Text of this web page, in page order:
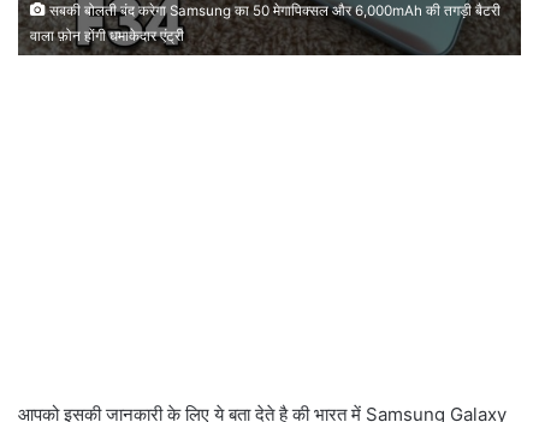
सबकी बोलती बंद करेगा Samsung का 50 मेगापिक्सल और 6,000mAh की तगड़ी बैटरी
वाला फ़ोन होंगी धमाकेदार एंट्री
आपको इसकी जानकारी के लिए ये बता देते है की भारत में Samsung Galaxy